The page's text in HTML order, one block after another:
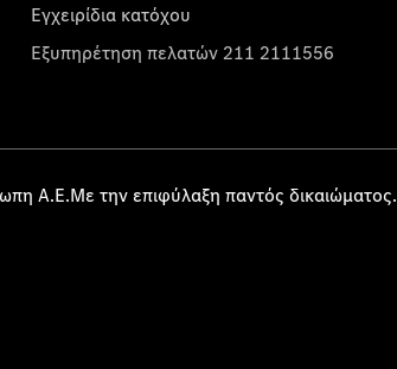
Εγχειρίδια κατόχου
Εξυπηρέτηση πελατών 211 2111556
Α.Ε.Με την επιφύλαξη παντός δικαιώματος.